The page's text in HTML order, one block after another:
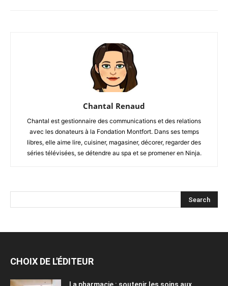
Chantal Renaud
Chantal est gestionnaire des communications et des relations
avec les donateurs à la Fondation Montfort. Dans ses temps
libres, elle aime lire, cuisiner, magasiner, décorer, regarder des
séries télévisées, se détendre au spa et se promener en Ninja.
CHOIX DE L'ÉDITEUR